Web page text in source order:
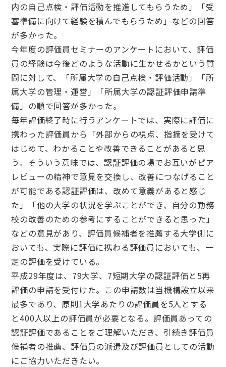
内の自己点検・評価活動を推進してもらうため」「受
審準備に向けて経験を積んでもらうため」などの回答
が多かった。
今年度の評価員セミナーのアンケートにおいて、評価
員の経験は今後どのような活動に生かせるかという質
問に対して、「所属大学の自己点検・評価活動」「所
属大学の管理・運営」「所属大学の認証評価申請準
備」の順で回答が多かった。
毎年評価終了時に行うアンケートでは、実際に評価に
携わった評価員から「外部からの視点、指摘を受けて
はじめて、わかることや改善できることがあると思
う。そういう意味では、認証評価の場でお互いがピア
レビューの精神で意見を交換し、改善につなげること
が可能である認証評価は、改めて意義があると感じ
た」「他の大学の状況を学ぶことができ、自分の勤務
校の改善のための参考にすることができると思った」
などの意見があり、評価員候補者を推薦する大学側に
おいても、実際に評価に携わる評価員においても、一
定の評価を受けている。
平成29年度は、79大学、7短期大学の認証評価と5再
評価の申請を受付けた。この申請数は当機構設立以来
最多であり、原則1大学あたりの評価員を5人とする
と400人以上の評価員が必要となる。評価員あっての
認証評価であることをご理解いただき、引続き評価員
候補者の推薦、評価員の派遣及び評価員としての活動
にご協力いただきたい。